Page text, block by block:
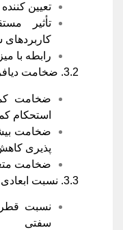
تعیین
تأثیر
کاربردهای
رابطه با
3.2. ضخامت دیافراگم
ضخامت
استحکام
ضخامت
پذیری
ضخامت
3.3. نسبت ابعادی
سفتی